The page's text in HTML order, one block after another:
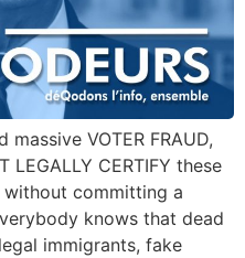
VOTER FRAUD,
CERTIFY these
committing a
knows that dead
immigrants, fake